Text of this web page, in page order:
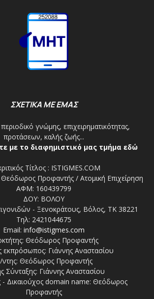
ΣΧΕΤΙΚΑ ΜΕ ΕΜΑΣ
γνώμης, επιχειρηματικότητας,
προτάσεων, καλής ζωής...
με το διαφημιστικό μας τμήμα εδώ
Τίτλος : ISTIGMES.COM
Θεόδωρος Προφαντής / Ατομική Επιχείρηση
ΑΦΜ: 160439799
ΔΟΥ: ΒΟΛΟΥ
- Ξενοκράτους, Βόλος, ΤΚ 38221
Τηλ: 2421044675
Email: info@istigmes.com
Θεόδωρος Προφαντής
εκπρόσωπος: Γιάννης Αναστασίου
ντης: Θεόδωρος Προφαντής
Σύνταξης: Γιάννης Αναστασίου
- Δικαιούχος domain name: Θεόδωρος
Προφαντής